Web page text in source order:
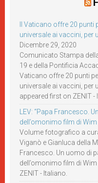
Il Vaticano offre 20
universale ai vaccini, per
Dicembre 29, 2020
Comunicato Stampa
19 e della Pontificia
Vaticano offre 20 punti
universale ai vaccini, per
appeared first on ZENIT -
LEV: “Papa Francesco.
dell’omonimo film di
Volume fotografico a
Viganò e Gianluca della
Francesco. Un uomo di
dell’omonimo film di
ZENIT - Italiano.